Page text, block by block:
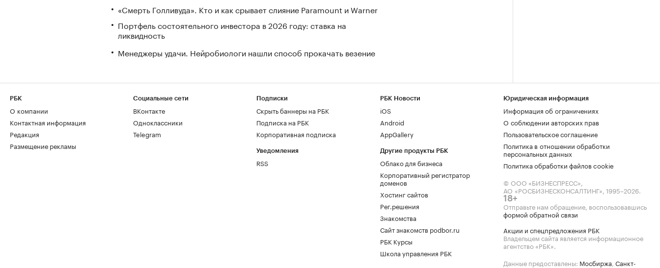
«Смерть Голливуда». Кто и как срывает слияние Paramount и Warner
Портфель состоятельного инвестора в 2026 году: ставка на
ликвидность
Менеджеры удачи. Нейробиологи нашли способ прокачать везение
РБК
О компании
Контактная информация
Редакция
Размещение рекламы
Социальные сети
ВКонтакте
Одноклассники
Telegram
Подписки
Скрыть баннеры на РБК
Подписка на РБК
Корпоративная подписка
Уведомления
RSS
РБК Новости
iOS
Android
AppGallery
Другие продукты РБК
Облако для бизнеса
Корпоративный регистратор
доменов
Хостинг сайтов
Рег.решения
Знакомства
Сайт знакомств podbor.ru
РБК Курсы
Школа управления РБК
Юридическая информация
Информация об ограничениях
О соблюдении авторских прав
Пользовательское соглашение
Политика в отношении обработки
персональных данных
Политика обработки файлов cookie
© ООО «БИЗНЕСПРЕСС»,
АО «РОСБИЗНЕСКОНСАЛТИНГ», 1995–2026.
18+
Отправьте нам обращение, воспользовавшись
формой обратной связи
Акции и спецпредложения РБК
Владельцем сайта является информационное
агентство «РБК».
Данные предоставлены: Мосбиржа, Санкт-